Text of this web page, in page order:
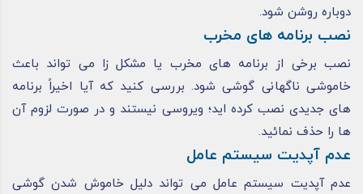
دوباره روشن شود.
نصب برنامه های مخرب
نصب برخی از برنامه های مخرب یا مشکل‌ زا می ‌تواند باعث
خاموشی ناگهانی گوشی شود. بررسی کنید که آیا اخیراً برنامه‌
های جدیدی نصب کرده‌ اید؛ ویروسی نیستند و در صورت لزوم آن
ها را حذف نمائید.
عدم آپدیت سیستم عامل
عدم آپدیت سیستم عامل می تواند دلیل خاموش شدن گوشی